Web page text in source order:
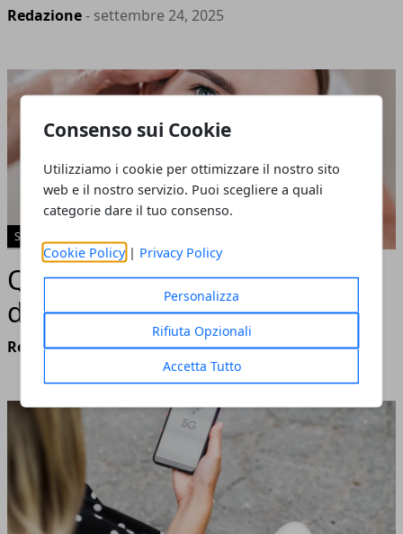
Consenso sui Cookie
Utilizziamo i cookie per ottimizzare il nostro sito
web e il nostro servizio. Puoi scegliere a quali
categorie dare il tuo consenso.
Cookie Policy | Privacy Policy
Personalizza
Rifiuta Opzionali
Accetta Tutto
Redazione- settembre 24, 2025
SALUTE
Quando andare
dall'osteopata?
Redazione- agosto 14, 2023